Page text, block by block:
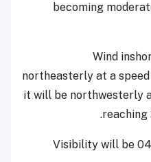
becoming
Wind
northeasterly at a
it will be northwesterly
reaching
Visibility will be